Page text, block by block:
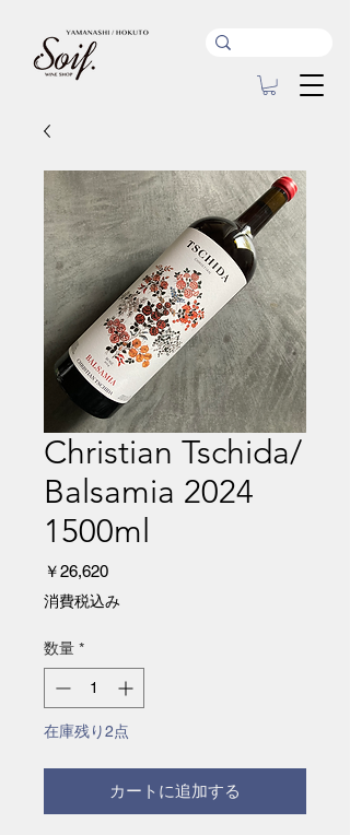
Christian Tschida/
Balsamia 2024
1500ml
￥26,620価
格
消費税込み
数量 *
在庫残り2点
カートに追加する